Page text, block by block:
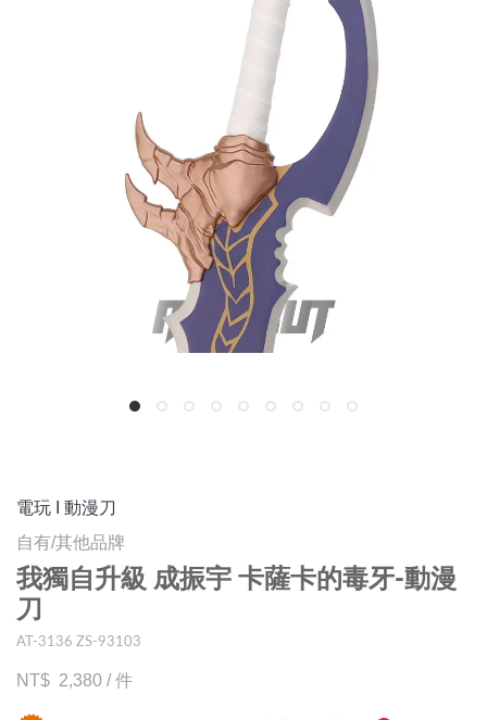
電玩 I 動漫刀
自有/其他品牌
我獨自升級 成振宇 卡薩卡的毒牙-動漫
刀
AT-3136 ZS-93103
2,380 /件